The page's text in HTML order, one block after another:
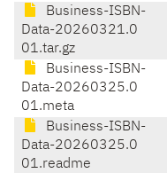
Business-ISBN-
Data-20260321.0
01.tar.gz
Business-ISBN-
Data-20260325.0
01.meta
Business-ISBN-
Data-20260325.0
01.readme